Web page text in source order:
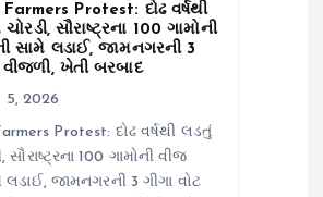
Protest: દોઢ વર્ષથી
સૌરાષ્ટ્રના 100 ગામોની
સામે લડાઈ, જામનગરની 3
વીજળી, ખેતી બરબાદ
5, 2026
Protest: દોઢ વર્ષથી લડતું
સૌરાષ્ટ્રના 100 ગામોની વીજ
લડાઈ, જામનગરની 3 ગીગા વોટ